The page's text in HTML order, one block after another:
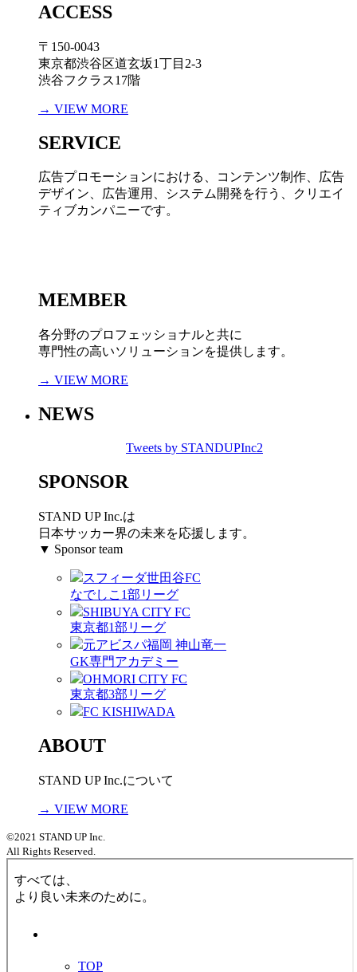
ACCESS
〒150-0043
東京都渋谷区道玄坂1丁目2-3
渋谷フクラス17階
→ VIEW MORE
SERVICE
広告プロモーションにおける、コンテンツ制作、広告
デザイン、広告運用、システム開発を行う、
クリエイ
ティブカンパニーです。
MEMBER
各分野のプロフェッショナルと共に
専門性の高いソリューションを提供します。
→ VIEW MORE
NEWS
Tweets by STANDUPInc2
SPONSOR
STAND UP Inc.は
日本サッカー界の未来を応援します。
▼ Sponsor team
スフィーダ世田谷FC
なでしこ1部リーグ
SHIBUYA CITY FC
東京都1部リーグ
元アビスパ福岡 神山竜一
GK専門アカデミー
OHMORI CITY FC
東京都3部リーグ
FC KISHIWADA
ABOUT
STAND UP Inc.について
→ VIEW MORE
©2021 STAND UP Inc.
All Rights Reserved.